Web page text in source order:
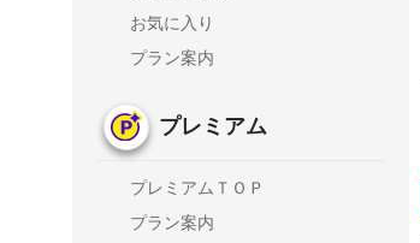
お気に入り
プラン案内
プレミアム
プレミアムＴＯＰ
プラン案内